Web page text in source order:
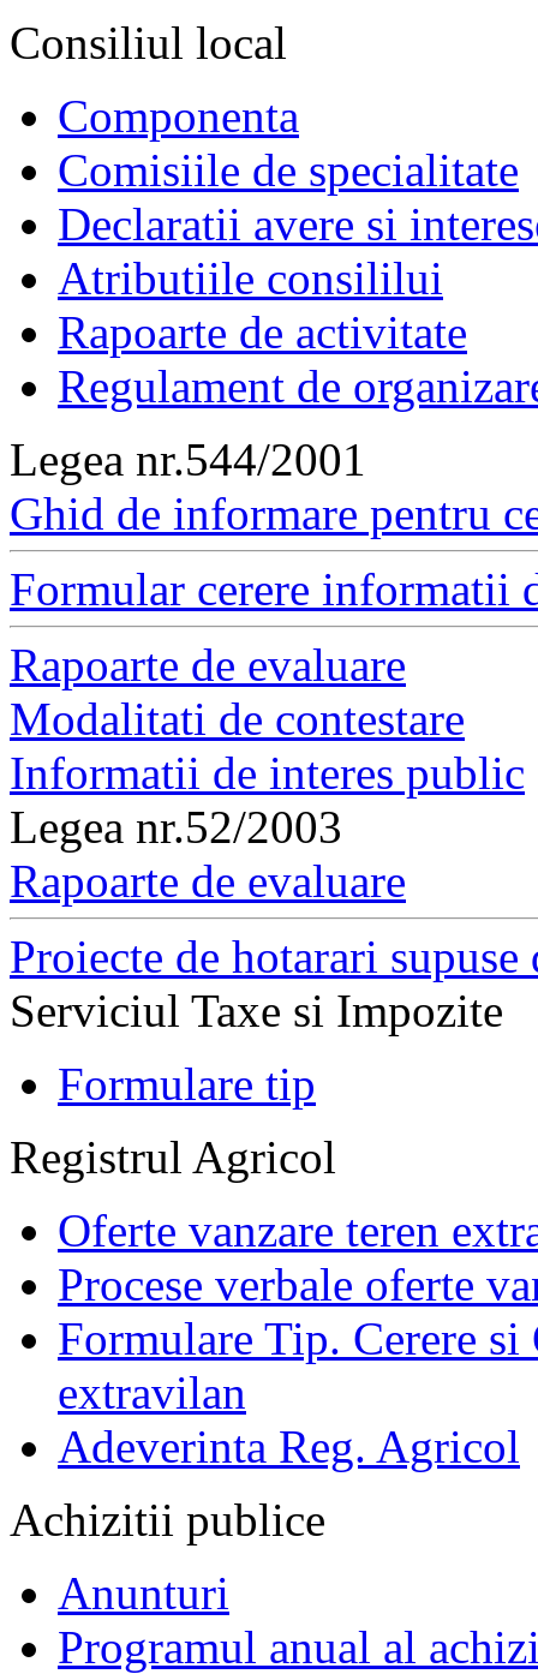
Consiliul local
Componenta
Comisiile de specialitate
Declaratii avere si
Atributiile consililui
Rapoarte de activitate
Regulament de
Legea nr.544/2001
Ghid de informare pentru
Formular cerere informatii
Rapoarte de evaluare
Modalitati de contestare
Informatii de interes public
Legea nr.52/2003
Rapoarte de evaluare
Proiecte de hotarari
Serviciul Taxe si Impozite
Formulare tip
Registrul Agricol
Oferte vanzare teren
Procese verbale oferte
Formulare Tip. Cerere si
extravilan
Adeverinta Reg. Agricol
Achizitii publice
Anunturi
Programul anual al